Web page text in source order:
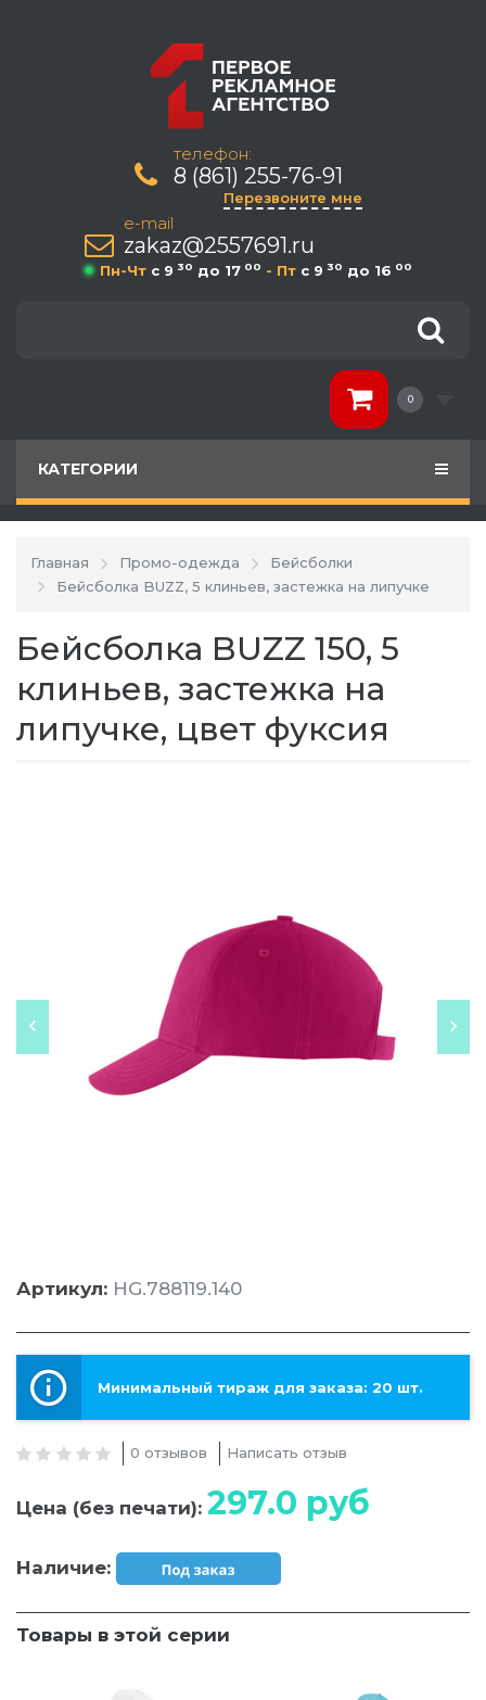
телефон:
8 (861) 255-76-91
Перезвоните мне
e-mail
zakaz@2557691.ru
Пн-Чт c 9 30 до 17 00 - Пт c 9 30 до 16 00
0
КАТЕГОРИИ
Главная Промо-одежда
Бейсболки
Бейсболка BUZZ, 5 клиньев, застежка на липучке
Бейсболка BUZZ 150, 5
клиньев, застежка на
липучке, цвет фуксия
Артикул: HG.788119.140
Минимальный тираж для заказа: 20 шт.
0 отзывов Написать отзыв
Цена (без печати): 297.0 руб
Наличие:
Товары в этой серии